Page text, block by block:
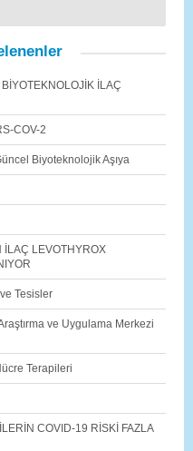
İLAÇ
COV-2
Biyoteknolojik Aşıya
İLAÇ LEVOTHYROX
Tesisler
ve Uygulama Merkezi
Terapileri
COVID-19 RİSKİ FAZLA